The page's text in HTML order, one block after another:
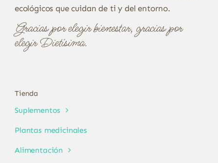
ecológicos que cuidan de ti y del entorno.
Gracias por elegir bienestar, gracias por
elegir Dietísima.
Tienda
Suplementos
Plantas medicinales
Alimentación